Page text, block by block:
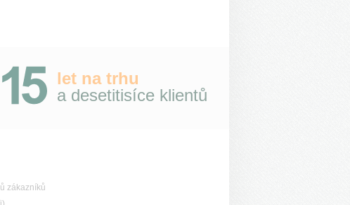
let na trhu
a desetitisíce klientů
zákazníků